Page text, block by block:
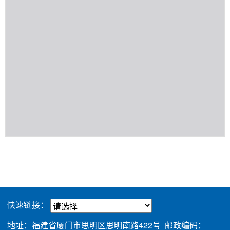
快速链接：
地址：福建省厦门市思明区思明南路422号 邮政编码：